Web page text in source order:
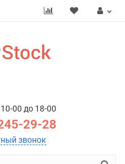
00 до 18-00
29-28
звонок